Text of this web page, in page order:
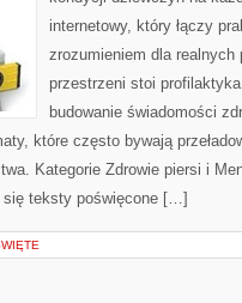
internetowy, który łączy
zrozumieniem dla
przestrzeni stoi
budowanie świadomości
które często bywają
Kategorie Zdrowie piersi i
się teksty poświęcone […]